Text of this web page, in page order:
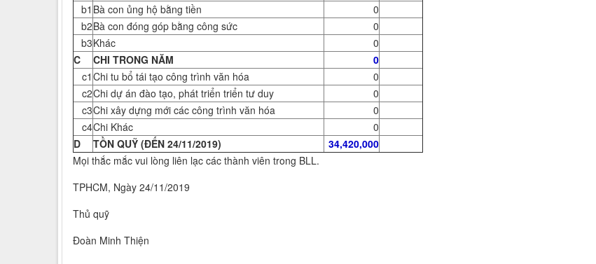
b1 Bà con ủng hộ bằng tiền
0
b2Bà con đóng góp bằng công sức
0
b3Khác
0
C
CHI TRONG NĂM
0
c1 Chi tu bổ tái tạo công trình văn hóa
0
c2Chi dự án đào tạo, phát triển triển tư duy
0
c3Chi xây dựng mới các công trình văn hóa
0
c4Chi Khác
0
D
TỒN QUỸ (ĐẾN 24/11/2019)
34,420,000
Mọi thắc mắc vui lòng liên lạc các thành viên trong BLL.
TPHCM, Ngày 24/11/2019
Thủ quỹ
Đoàn Minh Thiện